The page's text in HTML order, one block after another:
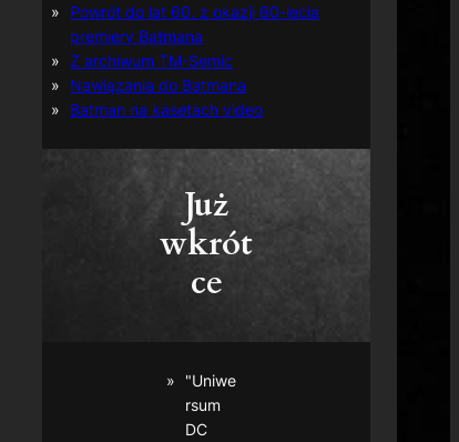
Powrót do lat 60. z okazji 60-lecia
premiery Batmana
Z archiwum TM-Semic
Nawiązania do Batmana
Batman na kasetach video
Już
wkrót
ce
"Uniwe
rsum
DC